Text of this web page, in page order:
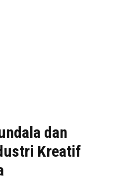
dan
Kreatif